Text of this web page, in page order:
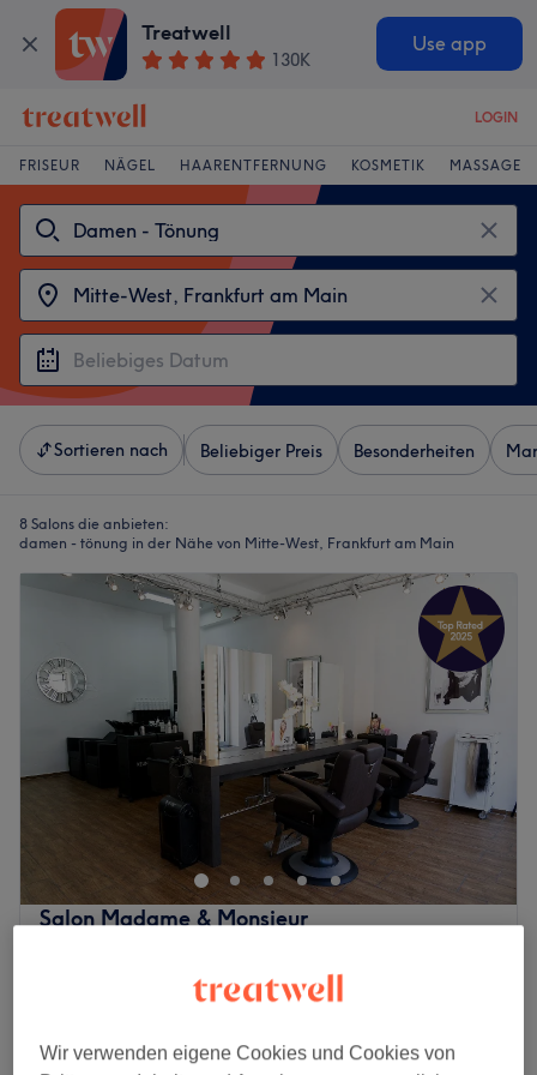
Treatwell
130K
Use app
LOGIN
FRISEUR NÄGEL HAARENTFERNUNG KOSMETIK MASSAGE
Sortieren nach Beliebiger Preis Besonderheiten
8 Salons die anbieten:
damen - tönung in der Nähe von Mitte-West, Frankfurt am Main
Salon Madame & Monsieur
Gallus, Frankfurt am Main
Auf Karte anzeigen
Last Minute und Nebenzeiten
1 Std. 15 Min. - 2 Std.
Spare bis zu 10%
Wir verwenden eigene Cookies und Cookies von